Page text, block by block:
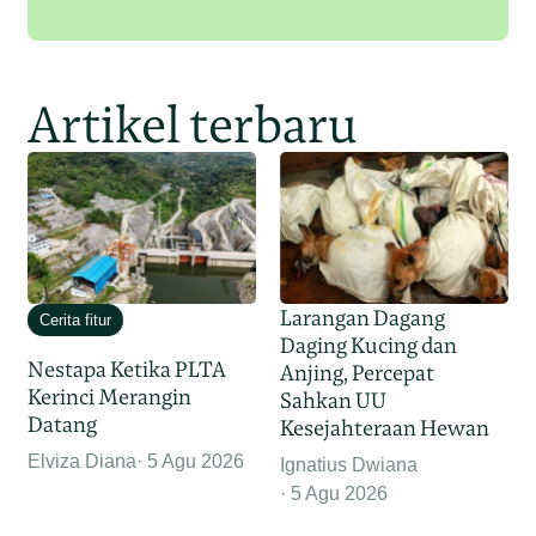
Artikel terbaru
Cerita fitur
Nestapa Ketika PLTA
Kerinci Merangin
Datang
Elviza Diana 5 Agu 2026
Larangan Dagang
Daging Kucing dan
Anjing, Percepat
Sahkan UU
Kesejahteraan Hewan
Ignatius Dwiana
5 Agu 2026